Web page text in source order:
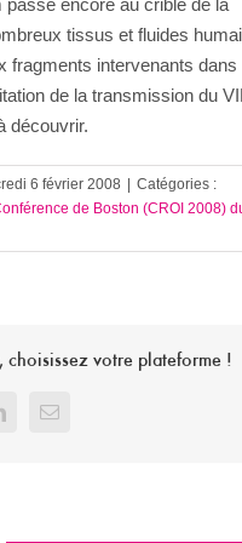
tissus et fluides
fragments intervenants dans
de la transmission du
découvrir.
6 février 2008 | Catégories :
de Boston (CROI 2008)
choisissez votre plateforme !
LinkedInEmail